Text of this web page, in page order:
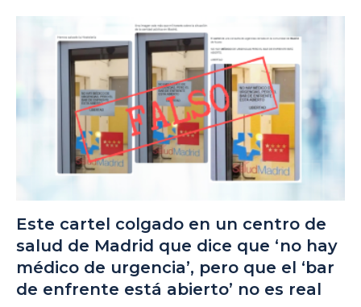
Este cartel colgado en un centro de
salud de Madrid que dice que ‘no hay
médico de urgencia’, pero que el ‘bar
de enfrente está abierto’ no es real